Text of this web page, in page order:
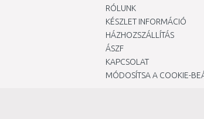
RÓLUNK
KÉSZLET INFORMÁCIÓ
HÁZHOZSZÁLLÍTÁS
ÁSZF
KAPCSOLAT
MÓDOSÍTSA A COOKIE-